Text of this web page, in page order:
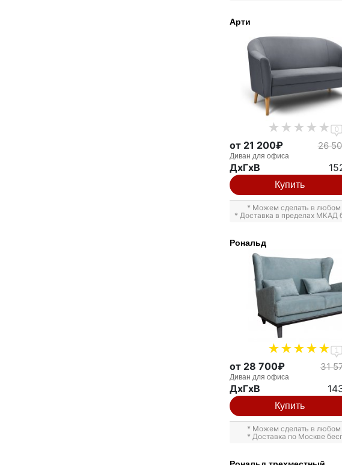
Арти
0
от 21 200₽ 26
Диван для офиса
ДxГxВ
Купить
* Можем сделать в любом
* Доставка в пределах МКАД
Рональд
1
от 28 700₽ 31
Диван для офиса
ДxГxВ
Купить
* Можем сделать в любом
* Доставка по Москве